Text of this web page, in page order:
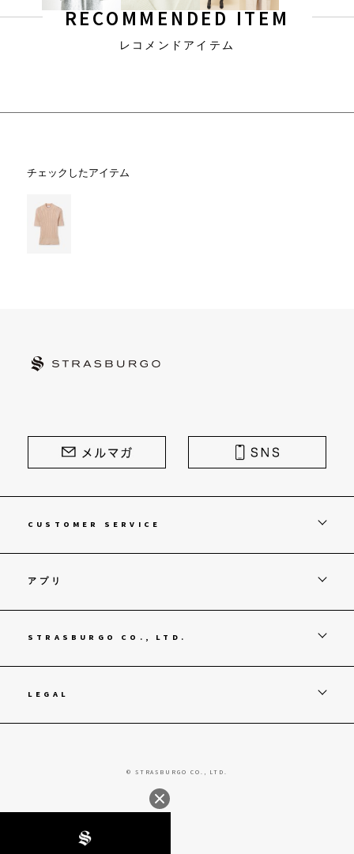
RECOMMENDED ITEM
レコメンドアイテム
チェックしたアイテム
CUSTOMER SERVICE
アプリ
STRASBURGO CO., LTD.
LEGAL
© STRASBURGO CO., LTD.